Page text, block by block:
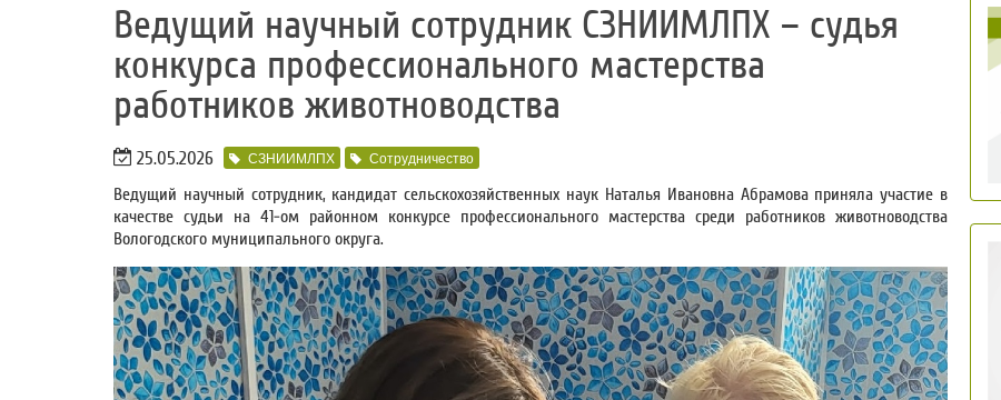
Ведущий научный сотрудник СЗНИИМЛПХ – судья
конкурса профессионального мастерства
работников животноводства
25.05.2026 СЗНИИМЛПХ Сотрудничество
Ведущий научный сотрудник, кандидат сельскохозяйственных наук Наталья Ивановна Абрамова приняла участие в
качестве судьи на 41-ом районном конкурсе профессионального мастерства среди работников животноводства
Вологодского муниципального округа.